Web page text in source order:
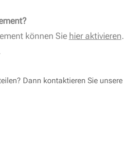
können Sie hier aktivieren.
Dann kontaktieren Sie unsere